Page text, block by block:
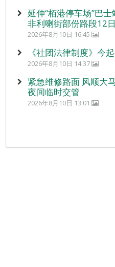
延伸“栢港停车场”巴
非利喇街部份路段12
2026年8月10日 16:45
《社团法律制度》今
2026年8月10日 14:37
紧急维修路面 风顺大
夜间临时交管
2026年8月10日 13:01